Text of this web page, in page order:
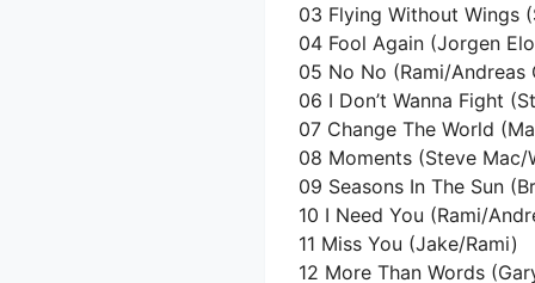
03 Flying Without Wings
04 Fool Again (Jorgen
05 No No (Rami/Andreas
06 I Don’t Wanna Fight
07 Change The World
08 Moments (Steve Mac/
09 Seasons In The Sun
10 I Need You (Rami/
11 Miss You (Jake/Rami)
12 More Than Words